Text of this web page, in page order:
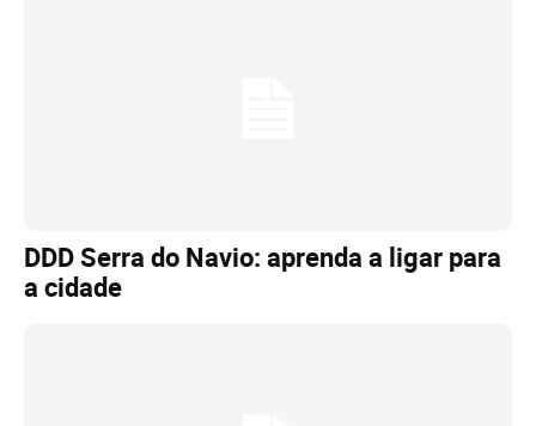
DDD Serra do Navio: aprenda a ligar para
a cidade